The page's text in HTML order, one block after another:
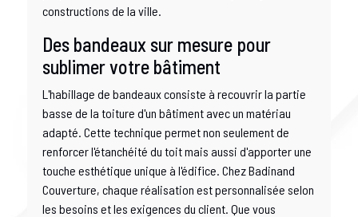
constructions de la ville.
Des bandeaux sur mesure pour
sublimer votre bâtiment
L'habillage de bandeaux consiste à recouvrir la partie
basse de la toiture d'un bâtiment avec un matériau
adapté. Cette technique permet non seulement de
renforcer l'étanchéité du toit mais aussi d'apporter une
touche esthétique unique à l'édifice. Chez Badinand
Couverture, chaque réalisation est personnalisée selon
les besoins et les exigences du client. Que vous